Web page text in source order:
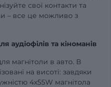
свої контакти та
– все це можливо з
аудіофілів та кіноманів
магнітоли в авто. В
на висоті: завдяки
4х55W магнітола